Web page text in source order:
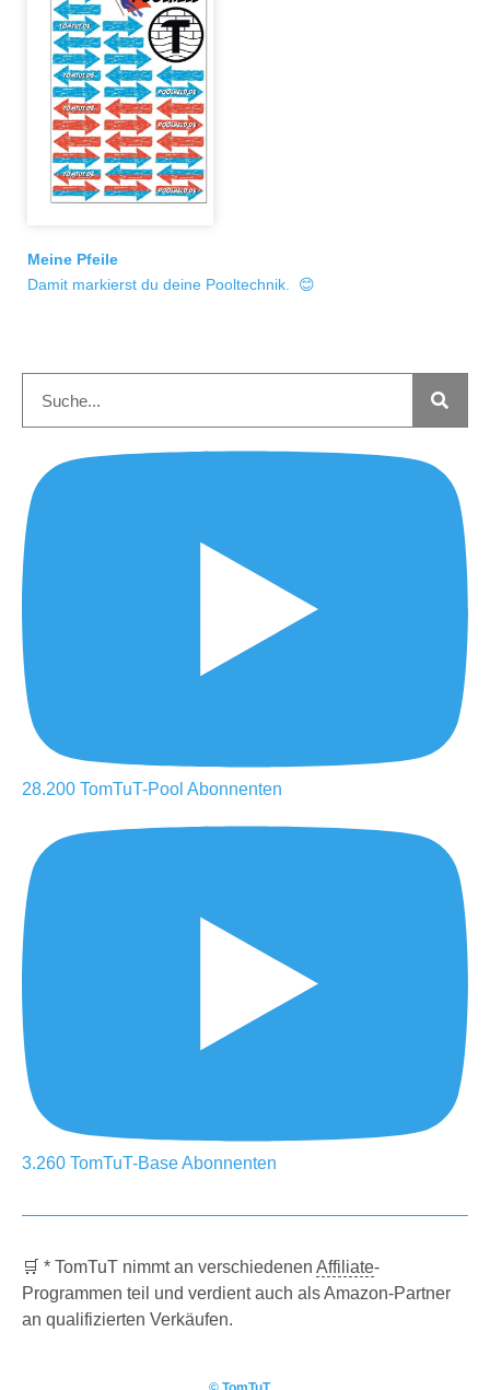
Meine Pfeile
Damit markierst du deine Pooltechnik. 😊
28.200 TomTuT-Pool Abonnenten
3.260 TomTuT-BaseAbonnenten
🛒 * TomTuT nimmt an verschiedenen Affiliate-
Programmen teil und verdient auch als Amazon-Partner
an qualifizierten Verkäufen.